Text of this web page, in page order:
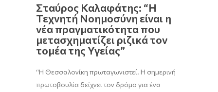
Σταύρος Καλαφάτης: “Η
Τεχνητή Νοημοσύνη είναι η
νέα πραγματικότητα που
μετασχηματίζει ριζικά τον
τομέα της Υγείας”
“Η Θεσσαλονίκη πρωταγωνιστεί. Η σημερινή
πρωτοβουλία δείχνει τον δρόμο για ένα